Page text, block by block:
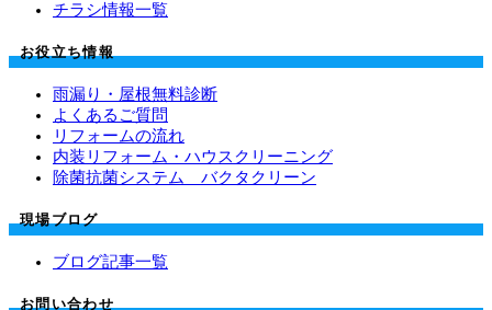
チラシ情報一覧
お役立ち情報
雨漏り・屋根無料診断
よくあるご質問
リフォームの流れ
内装リフォーム・ハウスクリーニング
除菌抗菌システム バクタクリーン
現場ブログ
ブログ記事一覧
お問い合わせ